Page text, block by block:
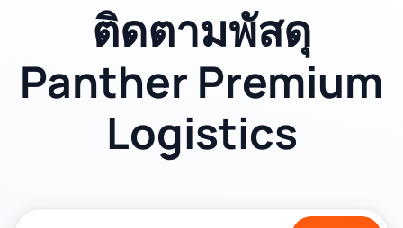
ติดตามพัสดุ
Panther Premium
Logistics